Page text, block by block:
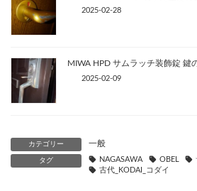
2025-02-28
MIWA HPD サムラッチ装飾錠 鍵
2025-02-09
カテゴリー 一般
タグ NAGASAWA OBEL
古代_KODAI_コダイ